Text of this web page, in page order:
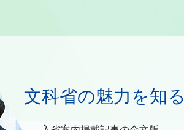
文科省の魅力を知る